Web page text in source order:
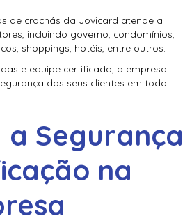
de crachás da Jovicard atende a
incluindo governo, condomínios,
shoppings, hotéis, entre outros.
e equipe certificada, a empresa
dos seus clientes em todo
Segurança
na